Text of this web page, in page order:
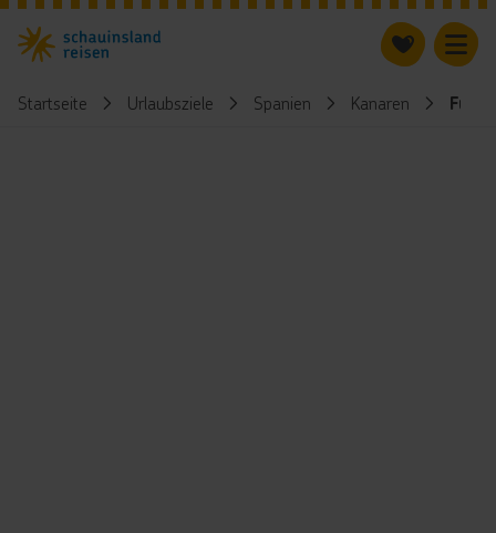
Startseite Urlaubsziele Spanien Kanaren